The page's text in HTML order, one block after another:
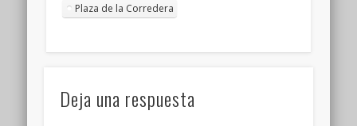
Plaza de la Corredera
Deja una respuesta